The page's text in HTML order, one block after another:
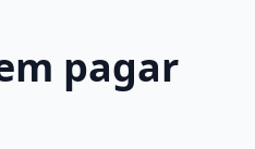
pagar